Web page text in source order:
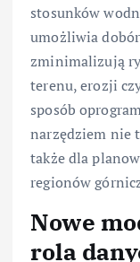
stosunków
umożliwia
zminimalizują
terenu, erozji
sposób
narzędziem nie
także dla
regionów
Nowe
rola